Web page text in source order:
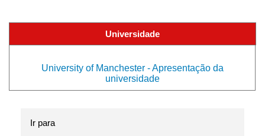
Universidade
University of Manchester - Apresentação da
universidade
Ir para